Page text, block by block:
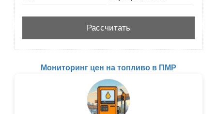
Мониторинг цен на топливо в ПМР